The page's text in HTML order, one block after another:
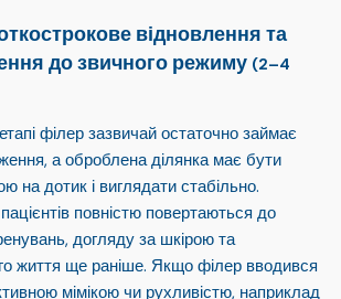
відновлення та
до звичного режиму (2–4
філер зазвичай остаточно займає
, а оброблена ділянка має бути
на дотик і виглядати стабільно.
повністю повертаються до
догляду за шкірою та
життя ще раніше. Якщо філер вводився
мімікою чи рухливістю, наприклад